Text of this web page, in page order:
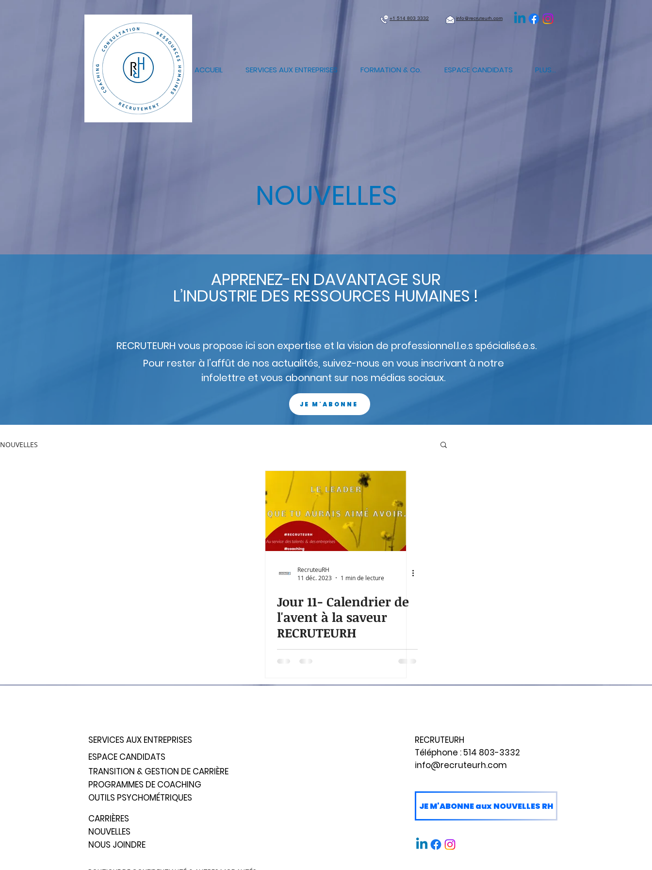
+1 514 803 3332 info@recruteurh.com
ACCUEIL SERVICES AUX ENTREPRISES FORMATION & Co. ESPACE CANDIDATS PLUS...
NOUVELLES
APPRENEZ-EN DAVANTAGE SUR
L’INDUSTRIE DES RESSOURCES HUMAINES !
RECRUTEURH vous propose ici son expertise et la vision de professionnel.l.e.s spécialisé.e.s.
Pour rester à l’affût de nos actualités, suivez-nous en vous inscrivant à notre
infolettre et vous abonnant sur nos médias sociaux.
JE M'ABONNE
NOUVELLES
RecruteuRH
11 déc. 2023
1 min de lecture
Jour 11- Calendrier de
l'avent à la saveur
RECRUTEURH
SERVICES AUX ENTREPRISES
ESPACE CANDIDATS
TRANSITION & GESTION DE CARRIÈRE
RECRUTEURH
Téléphone : 514 803-3332
info@recruteurh.com
PROGRAMMES DE COACHING
OUTILS PSYCHOMÉTRIQUES
CARRIÈRES
NOUVELLES
NOUS JOINDRE
JE M'ABONNE aux NOUVELLES RH